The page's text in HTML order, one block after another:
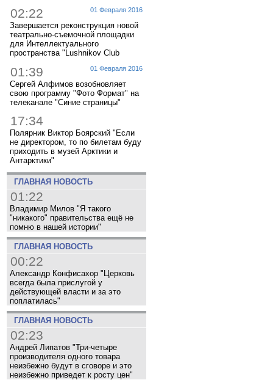
01 Февраля 2016
02:22
Завершается реконструкция новой
театрально-съемочной площадки
для Интеллектуального
пространства "Lushnikov Club
01 Февраля 2016
01:39
Сергей Алфимов возобновляет
свою программу "Фото Формат" на
телеканале "Синие страницы"
17:34
Полярник Виктор Боярский "Если
не директором, то по билетам буду
приходить в музей Арктики и
Антарктики"
ГЛАВНАЯ НОВОСТЬ
01:22
Владимир Милов "Я такого
"никакого" правительства ещё не
помню в нашей истории"
ГЛАВНАЯ НОВОСТЬ
00:22
Александр Конфисахор "Церковь
всегда была прислугой у
действующей власти и за это
поплатилась"
ГЛАВНАЯ НОВОСТЬ
02:23
Андрей Липатов "Три-четыре
производителя одного товара
неизбежно будут в сговоре и это
неизбежно приведет к росту цен"